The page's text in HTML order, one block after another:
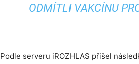
ODMÍTLI VAKCÍNU
Podle serveru iROZHLAS přišel